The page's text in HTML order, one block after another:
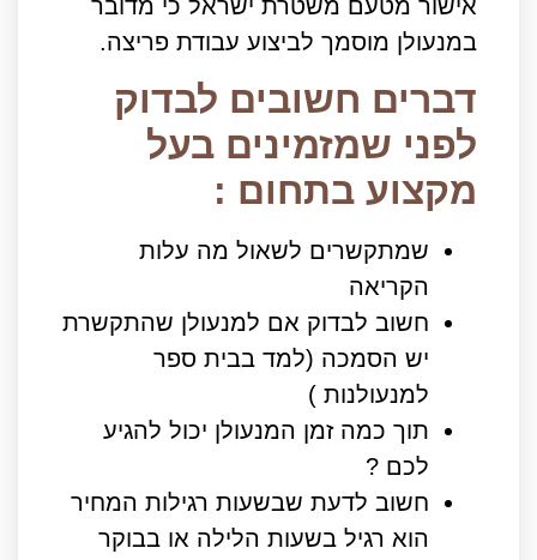
אישור מטעם משטרת ישראל כי מדובר
במנעולן מוסמך לביצוע עבודת פריצה.
דברים חשובים לבדוק
לפני שמזמינים בעל
מקצוע בתחום :
שמתקשרים לשאול מה עלות
הקריאה
חשוב לבדוק אם למנעולן שהתקשרת
יש הסמכה (למד בבית ספר
למנעולנות )
תוך כמה זמן המנעולן יכול להגיע
לכם ?
חשוב לדעת שבשעות רגילות המחיר
הוא רגיל בשעות הלילה או בבוקר